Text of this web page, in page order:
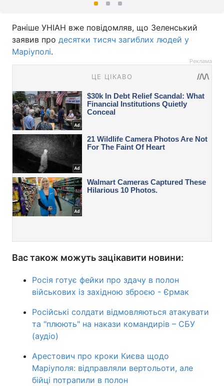
Раніше УНІАН вже повідомляв, що Зеленський
заявив про десятки тисяч загиблих людей у
Маріуполі.
Реклама
Вас також можуть зацікавити новини:
Росія готує фейки про здачу в полон
військових із західною зброєю - Єрмак
Російські солдати відмовляються атакувати
та "плюють" на накази командирів – СБУ
(аудіо)
Арестович про кроки Києва щодо
Маріуполя: відправляли вертольоти, але
бійці потрапили в полон